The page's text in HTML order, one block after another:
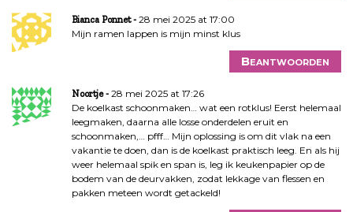
Bianca Ponnet
28 mei 2025 at 17:00
Mijn ramen lappen is mijn minst klus
Beantwoorden
Noortje
28 mei 2025 at 17:26
De koelkast schoonmaken… wat een rotklus! Eerst helemaal
leegmaken, daarna alle losse onderdelen eruit en
schoonmaken,… pfff… Mijn oplossing is om dit vlak na een
vakantie te doen, dan is de koelkast praktisch leeg. En als hij
weer helemaal spik en span is, leg ik keukenpapier op de
bodem van de deurvakken, zodat lekkage van flessen en
pakken meteen wordt getackeld!